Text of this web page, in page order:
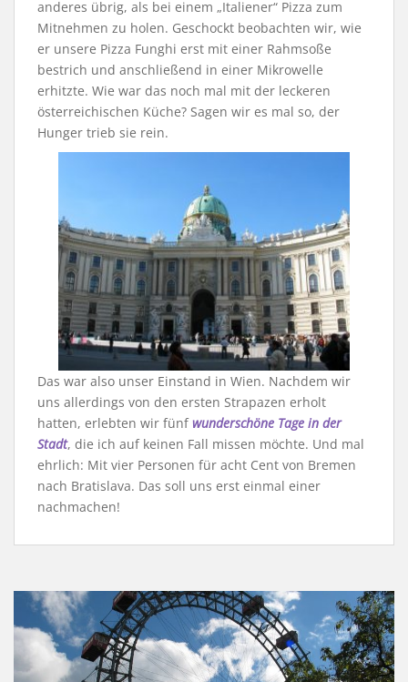
anderes übrig, als bei einem „Italiener“ Pizza zum
Mitnehmen zu holen. Geschockt beobachten wir, wie
er unsere Pizza Funghi erst mit einer Rahmsoße
bestrich und anschließend in einer Mikrowelle
erhitzte. Wie war das noch mal mit der leckeren
österreichischen Küche? Sagen wir es mal so, der
Hunger trieb sie rein.
Das war also unser Einstand in Wien. Nachdem wir
uns allerdings von den ersten Strapazen erholt
hatten, erlebten wir fünfwunderschöne Tage in der
Stadt, die ich auf keinen Fall missen möchte. Und mal
ehrlich: Mit vier Personen für acht Cent von Bremen
nach Bratislava. Das soll uns erst einmal einer
nachmachen!